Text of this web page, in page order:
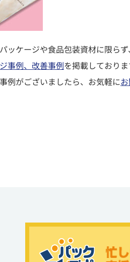
ッケージや食品包装資材に限ら
事例、改善事例を掲載しておりま
例がございましたら、お気軽に